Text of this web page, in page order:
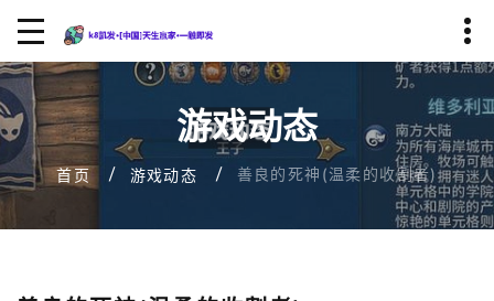
游戏动态
首页 游戏动态 善良的死神(温柔的收割者)